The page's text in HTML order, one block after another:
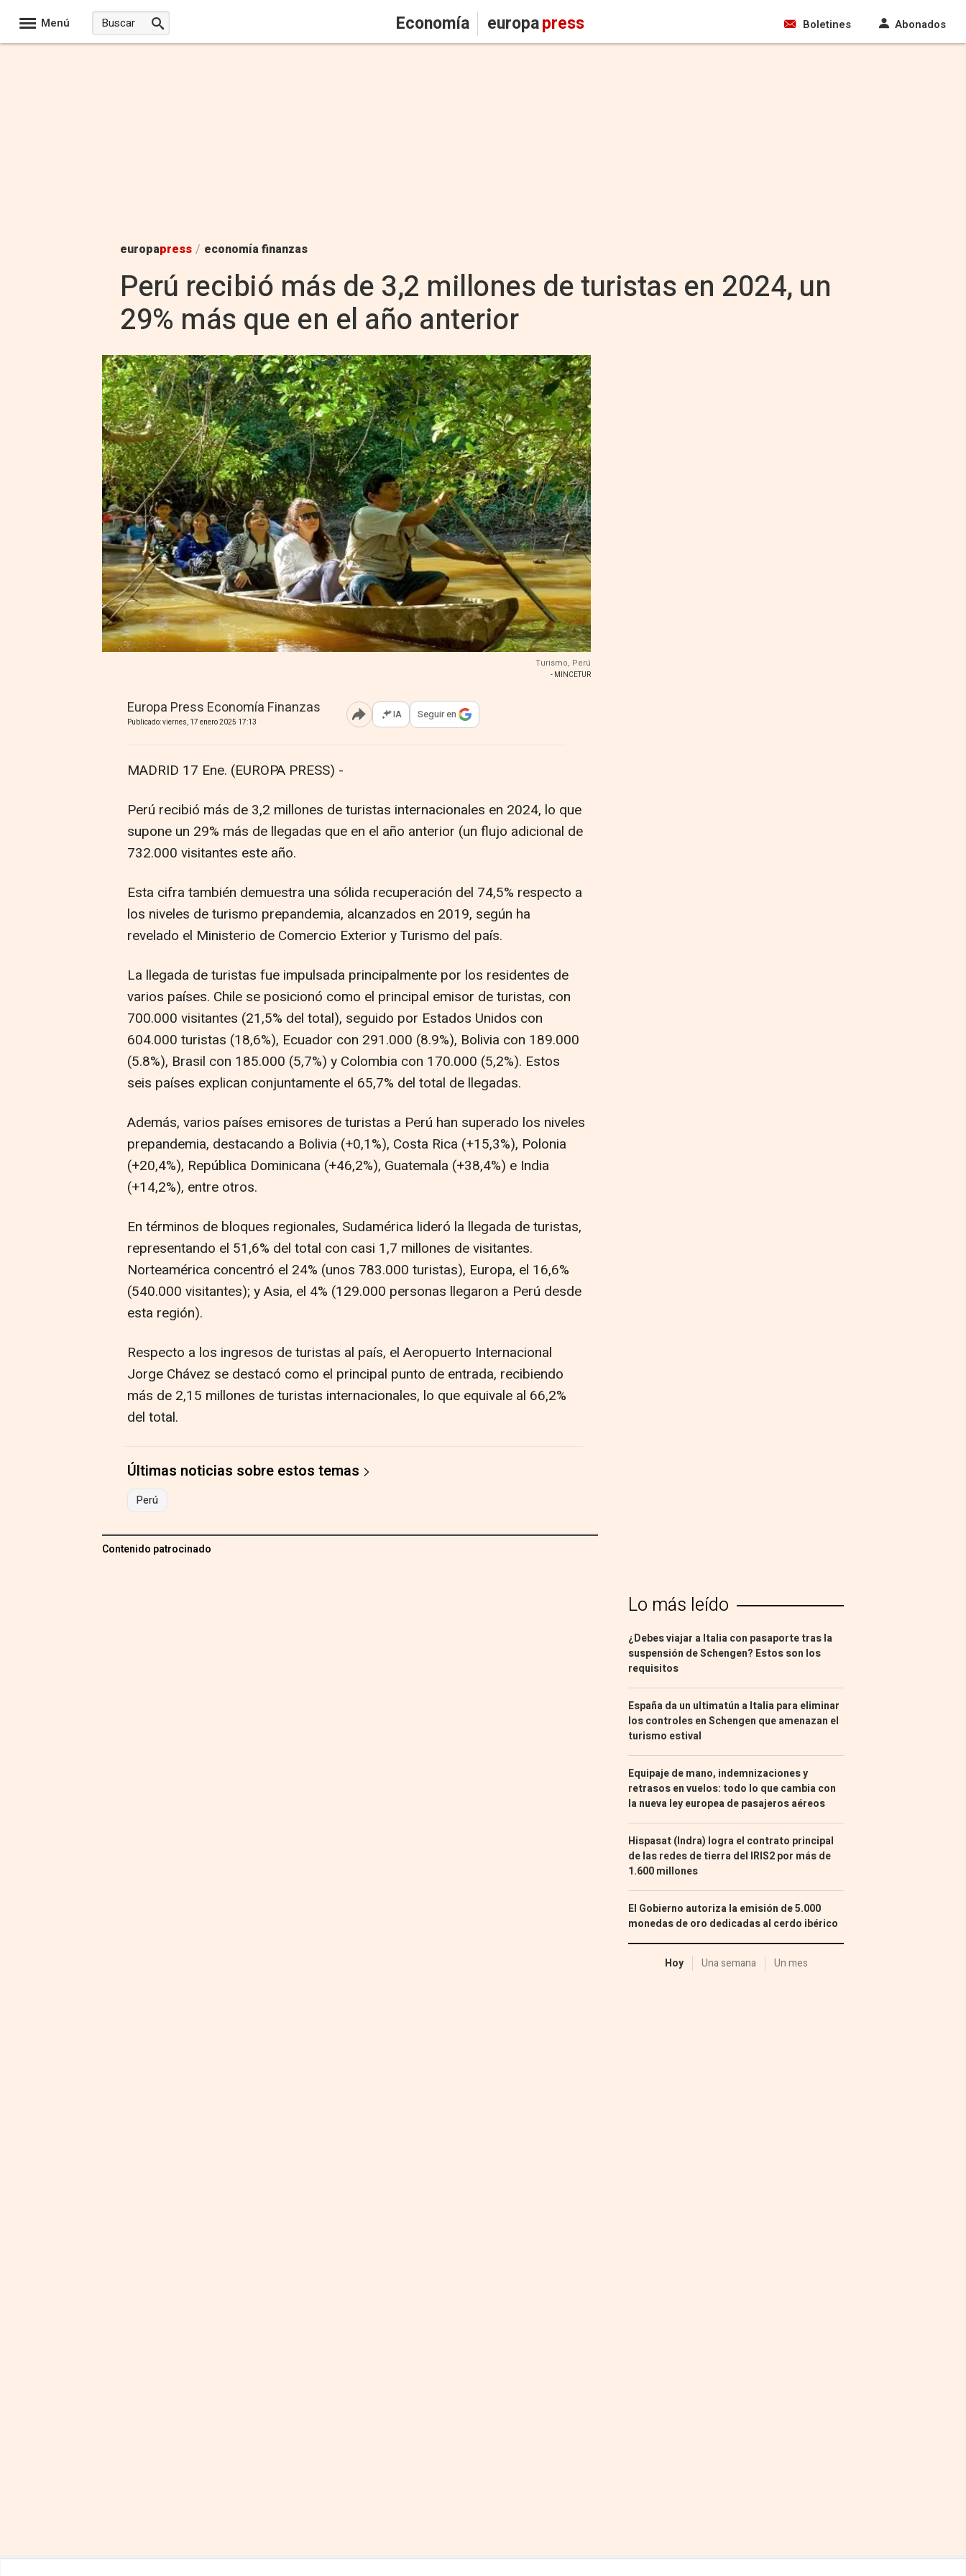
Menú Economía europapress Boletines Abonados
europapress / economía finanzas
Perú recibió más de 3,2 millones de turistas en 2024, un
29% más que en el año anterior
Turismo, Perú
- MINCETUR
Europa Press Economía Finanzas
Publicado: viernes, 17 enero 2025 17:13 Abrir opciones para compartir
IA Seguir en
MADRID 17 Ene. (EUROPA PRESS) -
Perú recibió más de 3,2 millones de turistas internacionales en 2024, lo que
supone un 29% más de llegadas que en el año anterior (un flujo adicional de
732.000 visitantes este año.
Esta cifra también demuestra una sólida recuperación del 74,5% respecto a
los niveles de turismo prepandemia, alcanzados en 2019, según ha
revelado el Ministerio de Comercio Exterior y Turismo del país.
La llegada de turistas fue impulsada principalmente por los residentes de
varios países. Chile se posicionó como el principal emisor de turistas, con
700.000 visitantes (21,5% del total), seguido por Estados Unidos con
604.000 turistas (18,6%), Ecuador con 291.000 (8.9%), Bolivia con 189.000
(5.8%), Brasil con 185.000 (5,7%) y Colombia con 170.000 (5,2%). Estos
seis países explican conjuntamente el 65,7% del total de llegadas.
Además, varios países emisores de turistas a Perú han superado los niveles
prepandemia, destacando a Bolivia (+0,1%), Costa Rica (+15,3%), Polonia
(+20,4%), República Dominicana (+46,2%), Guatemala (+38,4%) e India
(+14,2%), entre otros.
En términos de bloques regionales, Sudamérica lideró la llegada de turistas,
representando el 51,6% del total con casi 1,7 millones de visitantes.
Norteamérica concentró el 24% (unos 783.000 turistas), Europa, el 16,6%
(540.000 visitantes); y Asia, el 4% (129.000 personas llegaron a Perú desde
esta región).
Respecto a los ingresos de turistas al país, el Aeropuerto Internacional
Jorge Chávez se destacó como el principal punto de entrada, recibiendo
más de 2,15 millones de turistas internacionales, lo que equivale al 66,2%
del total.
Últimas noticias sobre estos temas
Perú
Contenido patrocinado
Lo más leído
¿Debes viajar a Italia con pasaporte tras la
suspensión de Schengen? Estos son los
requisitos
España da un ultimatún a Italia para eliminar
los controles en Schengen que amenazan el
turismo estival
Equipaje de mano, indemnizaciones y
retrasos en vuelos: todo lo que cambia con
la nueva ley europea de pasajeros aéreos
Hispasat (Indra) logra el contrato principal
de las redes de tierra del IRIS2 por más de
1.600 millones
El Gobierno autoriza la emisión de 5.000
monedas de oro dedicadas al cerdo ibérico
Hoy Una semana Un mes